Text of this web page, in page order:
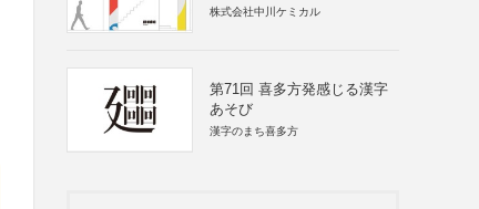
株式会社中川ケミカル
第71回 喜多方発感じる漢字
あそび
漢字のまち喜多方